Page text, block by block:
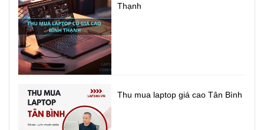
Thạnh
Thu mua laptop giá cao Tân Bình